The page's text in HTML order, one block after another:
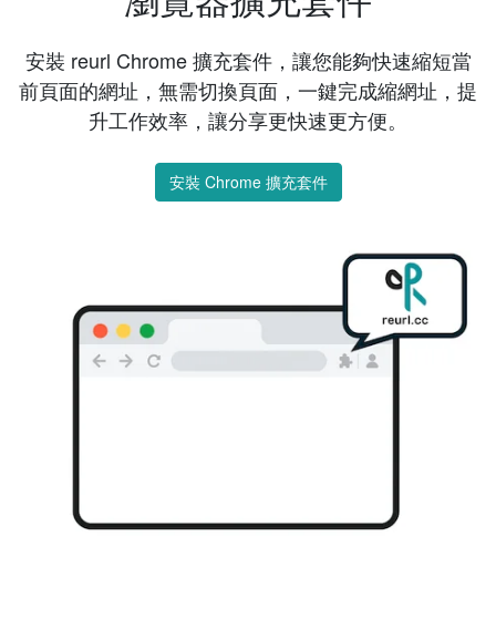
安裝 reurl Chrome 擴充套件，讓您能夠快速縮短當
前頁面的網址，無需切換頁面，一鍵完成縮網址，提
升工作效率，讓分享更快速更方便。
安裝 Chrome 擴充套件